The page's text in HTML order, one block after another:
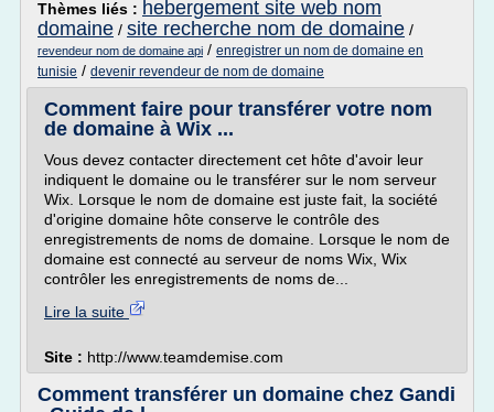
Thèmes liés : hebergement site web nom
domaine / site recherche nom de domaine /
revendeur nom de domaine api / enregistrer un nom de domaine en
tunisie / devenir revendeur de nom de domaine
Comment faire pour transférer votre nom
de domaine à Wix ...
Vous devez contacter directement cet hôte d'avoir leur
indiquent le domaine ou le transférer sur le nom serveur
Wix. Lorsque le nom de domaine est juste fait, la société
d'origine domaine hôte conserve le contrôle des
enregistrements de noms de domaine. Lorsque le nom de
domaine est connecté au serveur de noms Wix, Wix
contrôler les enregistrements de noms de...
Lire la suite
Site : http://www.teamdemise.com
Comment transférer un domaine chez Gandi